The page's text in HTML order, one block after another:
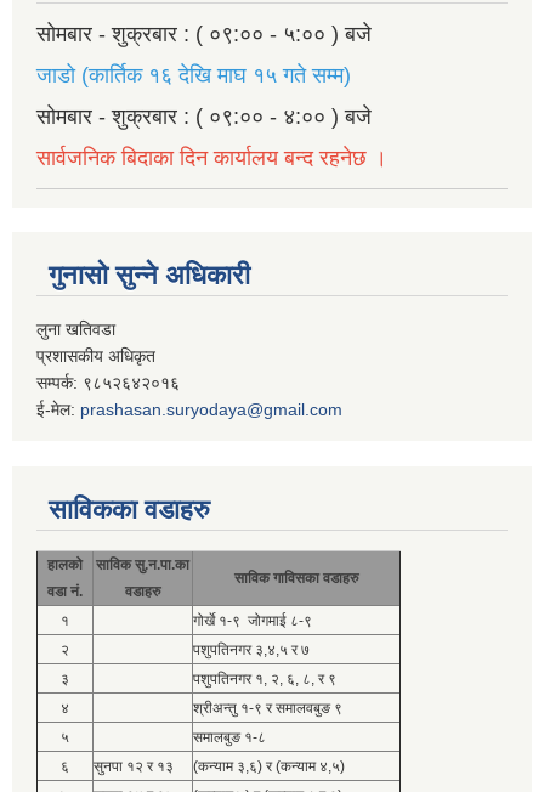
सोमबार - शुक्रबार : ( ०९:०० - ५:०० ) बजे
जाडो (कार्तिक १६ देखि माघ १५ गते सम्म)
सोमबार - शुक्रबार : ( ०९:०० - ४:०० ) बजे
सार्वजनिक बिदाका दिन कार्यालय बन्द रहनेछ ।
गुनासो सुन्ने अधिकारी
लुना खतिवडा
प्रशासकीय अधिकृत
सम्पर्क: ९८५२६४२०१६
ई-मेल: prashasan.suryodaya@gmail.com
साविकका वडाहरु
हालको
वडा नं.
साविक सु.न.पा.का
वडाहरु
साविक गाविसका वडाहरु
१
गोर्खे १-९ जोगमाई ८-९
२
पशुपतिनगर ३,४,५ र ७
३
पशुपतिनगर १, २, ६, ८, र ९
४
श्रीअन्तु १-९ र समालवबुङ ९
५
समालबुङ १-८
६
सुनपा १२ र १३
(कन्याम ३,६) र (कन्याम ४,५)